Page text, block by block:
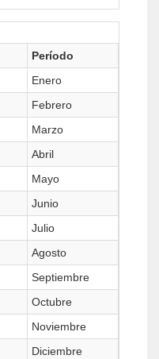
Período
Enero
Febrero
Marzo
Abril
Mayo
Junio
Julio
Agosto
Septiembre
Octubre
Noviembre
Diciembre